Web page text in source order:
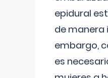
epidural
de manera
embargo,
es